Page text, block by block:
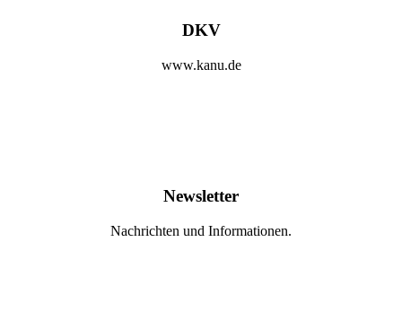
DKV
www.kanu.de
Newsletter
Nachrichten und Informationen.